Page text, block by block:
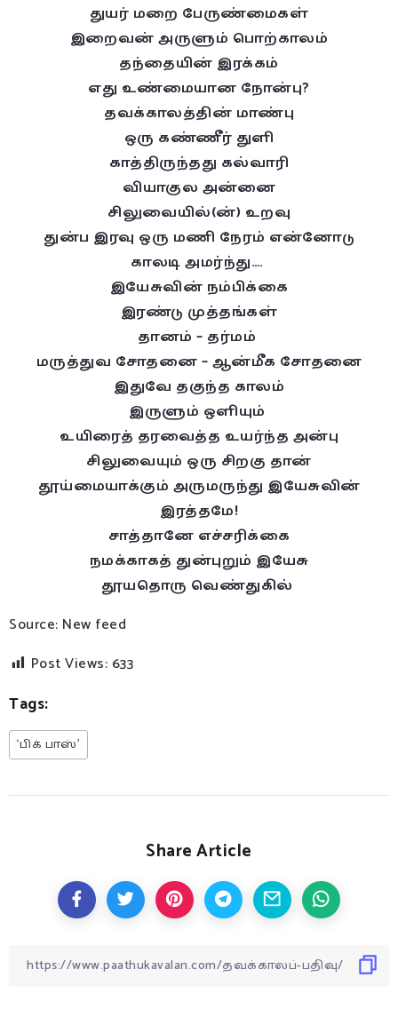
துயர் மறை பேருண்மைகள்
இறைவன் அருளும் பொற்காலம்
தந்தையின் இரக்கம்
எது உண்மையான நோன்பு?
தவக்காலத்தின் மாண்பு
ஒரு கண்ணீர் துளி
காத்திருந்தது கல்வாரி
வியாகுல அன்னை
சிலுவையில்(ன்) உறவு
துன்ப இரவு ஒரு மணி நேரம் என்னோடு
காலடி அமர்ந்து….
இயேசுவின் நம்பிக்கை
இரண்டு முத்தங்கள்
தானம் – தர்மம்
மருத்துவ சோதனை – ஆன்மீக சோதனை
இதுவே தகுந்த காலம்
இருளும் ஒளியும்
உயிரைத் தரவைத்த உயர்ந்த அன்பு
சிலுவையும் ஒரு சிறகு தான்
தூய்மையாக்கும் அருமருந்து இயேசுவின்
இரத்தமே!
சாத்தானே எச்சரிக்கை
நமக்காகத் துன்புறும் இயேசு
தூயதொரு வெண்துகில்
Source: New feed
Post Views: 633
Tags:
‘பிக் பாஸ்’
Share Article